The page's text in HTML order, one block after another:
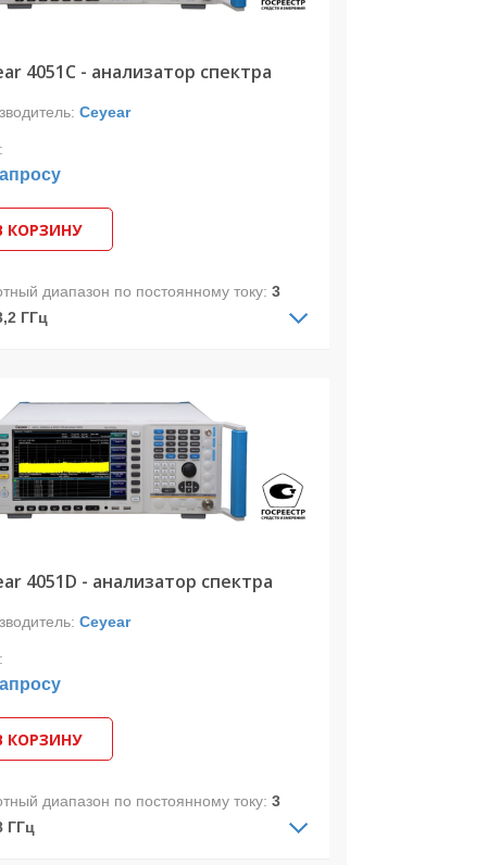
до 9 ГГц и в полосе захвата до 10
4051C - анализатор спектра
Ceyear
КОРЗИНУ
диапазон по постоянному току:3
ГГц
спектра 4051С предназначен
телекоммуникационных и
сигналов и позволяет
сигналы в диапазоне частот
до 13,2 ГГц и в полосе захвата до 10
4051D - анализатор спектра
Ceyear
КОРЗИНУ
диапазон по постоянному току:3
ГГц